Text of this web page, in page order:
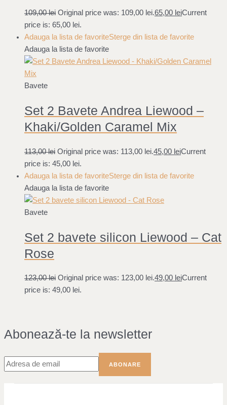
109,00lei Original price was: 109,00 lei.65,00 leiCurrent
price is: 65,00 lei.
Adauga la lista de favoriteSterge din lista de favorite
Adauga la lista de favorite
Bavete
Set 2 Bavete Andrea Liewood –
Khaki/Golden Caramel Mix
113,00lei Original price was: 113,00 lei.45,00 leiCurrent
price is: 45,00 lei.
Adauga la lista de favoriteSterge din lista de favorite
Adauga la lista de favorite
Bavete
Set 2 bavete silicon Liewood – Cat
Rose
123,00lei Original price was: 123,00 lei.49,00 leiCurrent
price is: 49,00 lei.
Abonează-te la newsletter